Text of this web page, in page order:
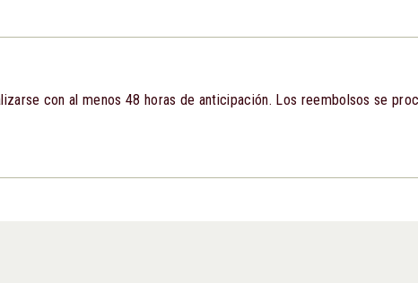
con al menos 48 horas de anticipación. Los reembolsos se